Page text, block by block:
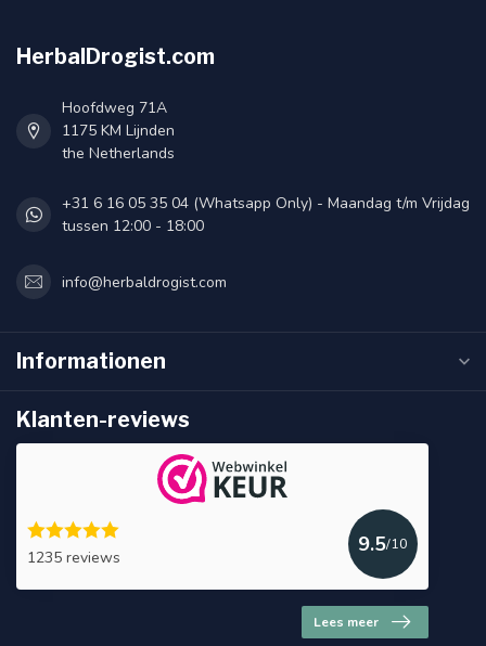
HerbalDrogist.com
Hoofdweg 71A
1175 KM Lijnden
the Netherlands
+31 6 16 05 35 04 (Whatsapp Only) - Maandag t/m Vrijdag
tussen 12:00 - 18:00
info@herbaldrogist.com
Informationen
Klanten-reviews
1235 reviews
9.5/10
Lees meer